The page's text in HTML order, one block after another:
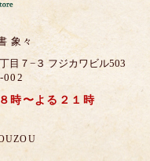
象々
目７−３ フジカワビル503
002
時〜よる２１時